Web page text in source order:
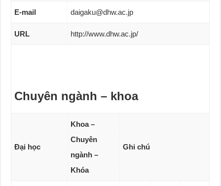
E-mail daigaku@dhw.ac.jp
URL http://www.dhw.ac.jp/
Chuyên ngành – khoa
Đại học
Khoa –
Chuyên
ngành –
Khóa
Ghi chú